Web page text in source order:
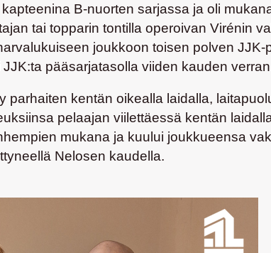
B-nuorten sarjassa ja oli
tai topparin tontilla operoivan Virénin
joukkoon toisen polven JJK-
JJK:ta pääsarjatasolla viiden kauden
parhaiten kentän oikealla laidalla,
pelaajan viilettäessä kentän
mukana ja kuului joukkueensa
Nelosen kaudella.